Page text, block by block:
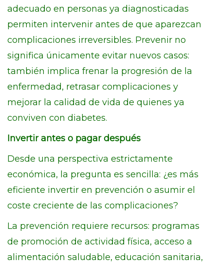
adecuado en personas ya diagnosticadas
permiten intervenir antes de que aparezcan
complicaciones irreversibles. Prevenir no
significa únicamente evitar nuevos casos:
también implica frenar la progresión de la
enfermedad, retrasar complicaciones y
mejorar la calidad de vida de quienes ya
conviven con diabetes.
Invertir antes o pagar después
Desde una perspectiva estrictamente
económica, la pregunta es sencilla: ¿es más
eficiente invertir en prevención o asumir el
coste creciente de las complicaciones?
La prevención requiere recursos: programas
de promoción de actividad física, acceso a
alimentación saludable, educación sanitaria,